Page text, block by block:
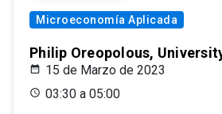
Microeconomía Aplicada
Philip Oreopolous,
15 de Marzo de 2023
03:30 a 05:00